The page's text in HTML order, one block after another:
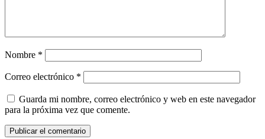
Nombre *
Correo electrónico *
Guarda mi nombre, correo electrónico y web en este navegador
para la próxima vez que comente.